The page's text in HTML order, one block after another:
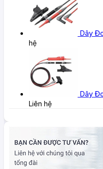
Dây
hệ
Dây
Liên hệ